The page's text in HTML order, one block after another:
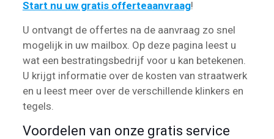
Start nu uw gratis offerteaanvraag!
U ontvangt de offertes na de aanvraag zo snel
mogelijk in uw mailbox. Op deze pagina leest u
wat een bestratingsbedrijf voor u kan betekenen.
U krijgt informatie over de kosten van straatwerk
en u leest meer over de verschillende klinkers en
tegels.
Voordelen van onze gratis service